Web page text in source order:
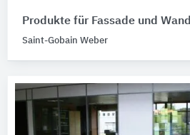
Produkte für Fassade und Wand
Saint-Gobain Weber